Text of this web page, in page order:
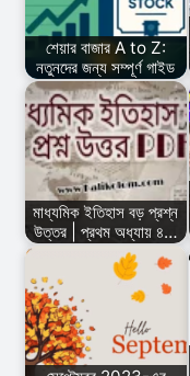
শেয়ার বাজার A to Z:
নতুনদের জন্য সম্পূর্ণ গাইড
মাধ্যমিক ইতিহাস বড় প্রশ্ন
উত্তর | প্রথম অধ্যায় ৪…